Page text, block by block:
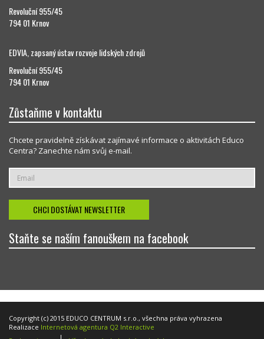
Revoluční 955/45
794 01 Krnov
EDVIA, zapsaný ústav rozvoje lidských zdrojů
Revoluční 955/45
794 01 Krnov
Zůstaňme v kontaktu
Chcete pravidelně získávat zajímavé informace o aktivitách Educo
Centra? Zanechte nám svůj e-mail.
Staňte se naším fanouškem na facebook
Copyright (c) 2015 EDUCO CENTRUM s.r.o., všechna práva vyhrazena
Realizace Internetová agentura Q2 Interactive